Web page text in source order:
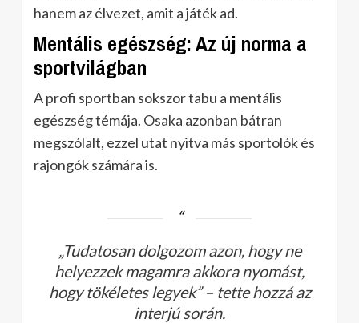
hanem az élvezet, amit a játék ad.
Mentális egészség: Az új norma a
sportvilágban
A profi sportban sokszor tabu a mentális
egészség témája. Osaka azonban bátran
megszólalt, ezzel utat nyitva más sportolók és
rajongók számára is.
„Tudatosan dolgozom azon, hogy ne
helyezzek magamra akkora nyomást,
hogy tökéletes legyek” – tette hozzá az
interjú során.